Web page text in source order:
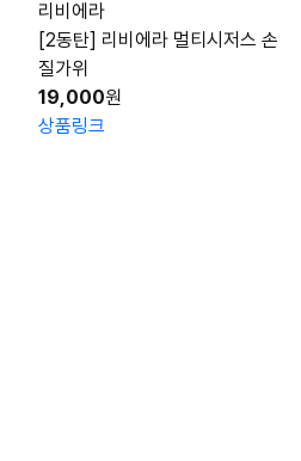
리비에라
[2동탄] 리비에라 멀티시저스 손
질가위
19,000원
상품링크